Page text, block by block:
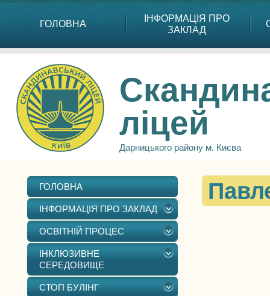
ГОЛОВНА
ІНФОРМАЦІЯ ПРО
ЗАКЛАД
ліцей
Дарницького району м. Києва
ГОЛОВНА
ІНФОРМАЦІЯ ПРО ЗАКЛАД
ОСВІТНІЙ ПРОЦЕС
ІНКЛЮЗИВНЕ
СЕРЕДОВИЩЕ
СТОП БУЛІНГ